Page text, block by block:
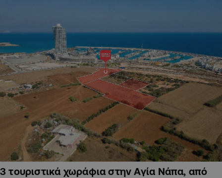
3 τουριστικά χωράφια στην Αγία Νάπα, από